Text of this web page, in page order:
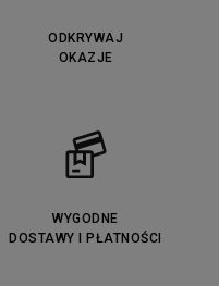
ODKRYWAJ
OKAZJE
WYGODNE
DOSTAWY I PŁATNOŚCI